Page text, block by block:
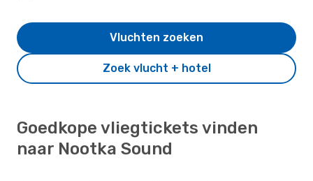
Zoek vlucht + hotel
Vluchten zoeken
Goedkope vliegtickets vinden
naar Nootka Sound